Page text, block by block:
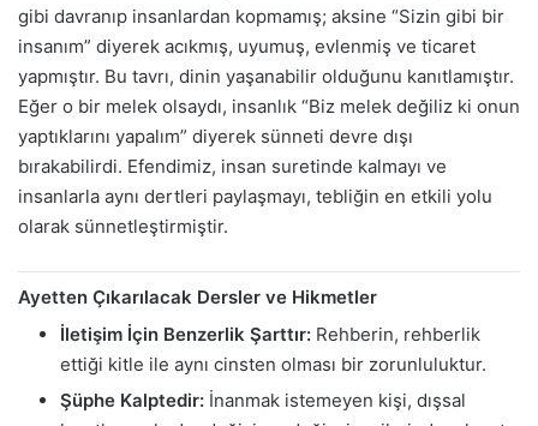
gibi davranıp insanlardan kopmamış; aksine “Sizin gibi bir
insanım” diyerek acıkmış, uyumuş, evlenmiş ve ticaret
yapmıştır. Bu tavrı, dinin yaşanabilir olduğunu kanıtlamıştır.
Eğer o bir melek olsaydı, insanlık “Biz melek değiliz ki onun
yaptıklarını yapalım” diyerek sünneti devre dışı
bırakabilirdi. Efendimiz, insan suretinde kalmayı ve
insanlarla aynı dertleri paylaşmayı, tebliğin en etkili yolu
olarak sünnetleştirmiştir.
Ayetten Çıkarılacak Dersler ve Hikmetler
İletişim İçin Benzerlik Şarttır: Rehberin, rehberlik
ettiği kitle ile aynı cinsten olması bir zorunluluktur.
Şüphe Kalptedir: İnanmak istemeyen kişi, dışsal